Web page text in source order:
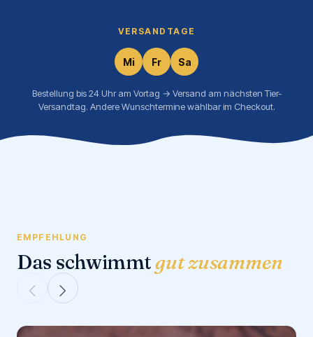
VERSANDTAGE
Mi Fr Sa
Bestellung bis 24 Uhr am Vortag → Versand am nächsten Tier-
Versandtag. Andere Wunschtermine wählbar im Checkout.
EMPFEHLUNG
Das schwimmtgut zusammen